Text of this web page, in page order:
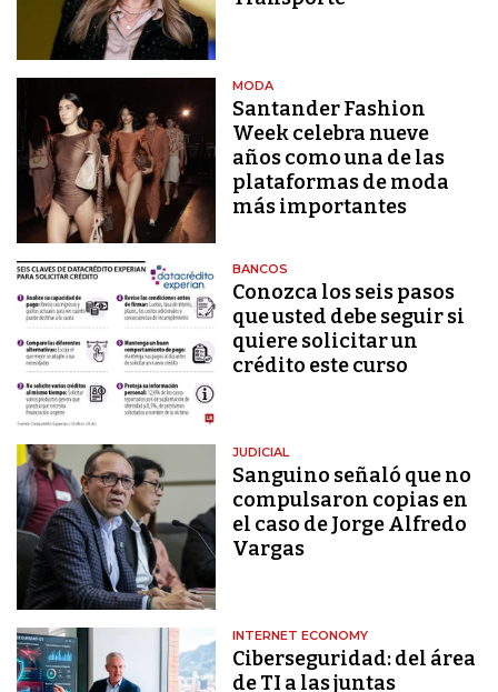
MODA
Santander Fashion
Week celebra nueve
años como una de las
plataformas de moda
más importantes
BANCOS
Conozca los seis pasos
que usted debe seguir si
quiere solicitar un
crédito este curso
JUDICIAL
Sanguino señaló que no
compulsaron copias en
el caso de Jorge Alfredo
Vargas
INTERNET ECONOMY
Ciberseguridad: del área
de TI a las juntas